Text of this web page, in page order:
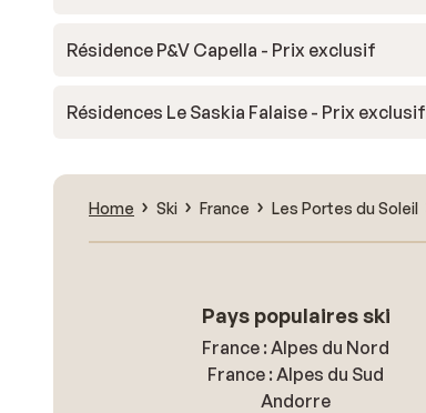
Résidence P&V Capella - Prix exclusif
Résidences Le Saskia Falaise - Prix exclusif
Home Ski France Les Portes du Soleil
Pays populaires ski
France : Alpes du Nord
France : Alpes du Sud
Andorre